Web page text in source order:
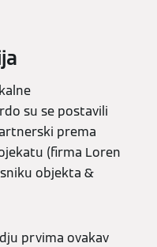
su se postavili
prema
(firma Loren
objekta &
prvima ovakav